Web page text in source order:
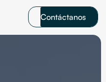
Contáctanos